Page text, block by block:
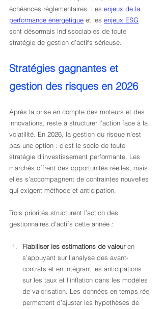
échéances réglementaires. Les enjeux de la
performance énergétique et les enjeux ESG
sont désormais indissociables de toute
stratégie de gestion d’actifs sérieuse.
Stratégies gagnantes et
gestion des risques en 2026
Après la prise en compte des moteurs et des
innovations, reste à structurer l’action face à la
volatilité. En 2026, la gestion du risque n’est
pas une option : c’est le socle de toute
stratégie d’investissement performante. Les
marchés offrent des opportunités réelles, mais
elles s’accompagnent de contraintes nouvelles
qui exigent méthode et anticipation.
Trois priorités structurent l’action des
gestionnaires d’actifs cette année :
Fiabiliser les estimations de valeur en
s’appuyant sur l’analyse des avant-
contrats et en intégrant les anticipations
sur les taux et l’inflation dans les modèles
de valorisation. Les données en temps réel
permettent d’ajuster les hypothèses de